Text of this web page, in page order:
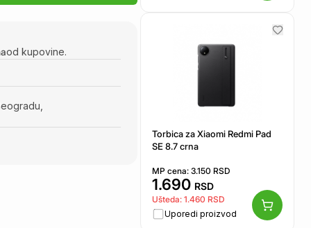
od kupovine.
Torbica za Xiaomi Redmi Pad
SE 8.7 crna
MP cena: 3.150 RSD
1.690 RSD
Ušteda: 1.460 RSD
Uporedi proizvod